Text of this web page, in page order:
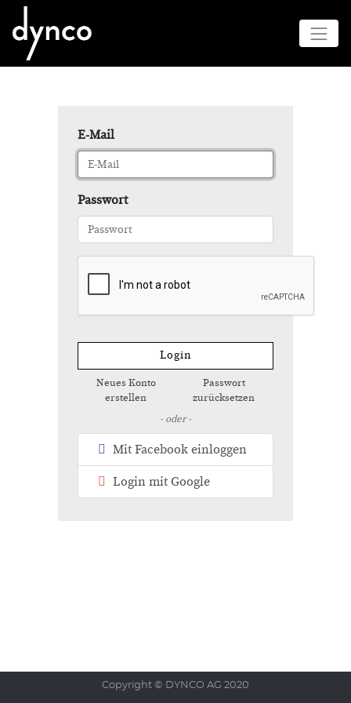
E-Mail
Passwort
Login
Neues Konto
erstellen
Passwort
zurücksetzen
- oder -
Mit Facebook einloggen
Login mit Google
Copyright © DYNCO AG 2020